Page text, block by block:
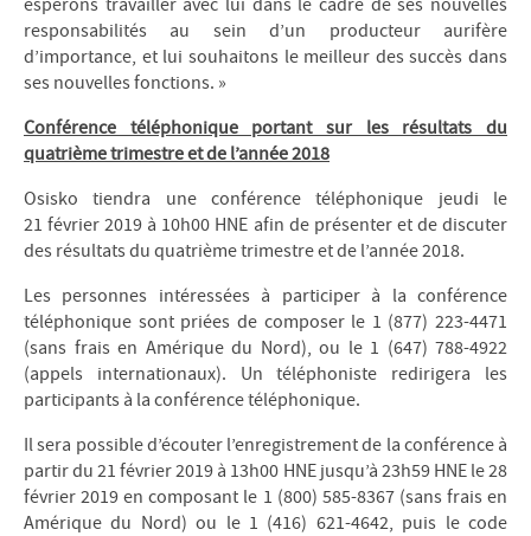
espérons travailler avec lui dans le cadre de ses nouvelles
responsabilités au sein d’un producteur aurifère
d’importance, et lui souhaitons le meilleur des succès dans
ses nouvelles fonctions. »
Conférence téléphonique portant sur les résultats du
quatrième trimestre et de l’année 2018
Osisko tiendra une conférence téléphonique jeudi le
21 février 2019 à 10h00 HNE afin de présenter et de discuter
des résultats du quatrième trimestre et de l’année 2018.
Les personnes intéressées à participer à la conférence
téléphonique sont priées de composer le 1 (877) 223-4471
(sans frais en Amérique du Nord), ou le 1 (647) 788-4922
(appels internationaux). Un téléphoniste redirigera les
participants à la conférence téléphonique.
Il sera possible d’écouter l’enregistrement de la conférence à
partir du 21 février 2019 à 13h00 HNE jusqu’à 23h59 HNE le 28
février 2019 en composant le 1 (800) 585-8367 (sans frais en
Amérique du Nord) ou le 1 (416) 621-4642, puis le code